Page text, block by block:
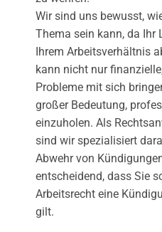
Wir sind uns bewusst,
Thema sein kann, da Ihr
Ihrem Arbeitsverhältnis
kann nicht nur
Probleme mit sich
großer Bedeutung,
einzuholen. Als
sind wir spezialisiert
Abwehr von
entscheidend, dass Sie
Arbeitsrecht eine
gilt.